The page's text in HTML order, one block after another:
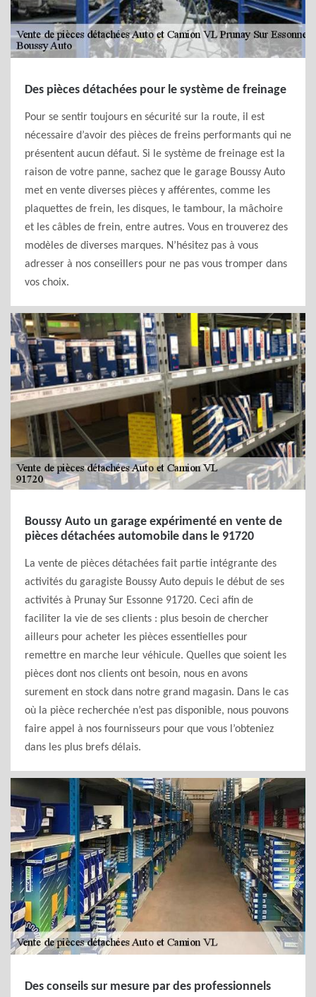
Des pièces détachées pour le système de freinage
Pour se sentir toujours en sécurité sur la route, il est
nécessaire d’avoir des pièces de freins performants qui ne
présentent aucun défaut. Si le système de freinage est la
raison de votre panne, sachez que le garage Boussy Auto
met en vente diverses pièces y afférentes, comme les
plaquettes de frein, les disques, le tambour, la mâchoire
et les câbles de frein, entre autres. Vous en trouverez des
modèles de diverses marques. N’hésitez pas à vous
adresser à nos conseillers pour ne pas vous tromper dans
vos choix.
Boussy Auto un garage expérimenté en vente de
pièces détachées automobile dans le 91720
La vente de pièces détachées fait partie intégrante des
activités du garagiste Boussy Auto depuis le début de ses
activités à Prunay Sur Essonne 91720. Ceci afin de
faciliter la vie de ses clients : plus besoin de chercher
ailleurs pour acheter les pièces essentielles pour
remettre en marche leur véhicule. Quelles que soient les
pièces dont nos clients ont besoin, nous en avons
surement en stock dans notre grand magasin. Dans le cas
où la pièce recherchée n’est pas disponible, nous pouvons
faire appel à nos fournisseurs pour que vous l’obteniez
dans les plus brefs délais.
Des conseils sur mesure par des professionnels